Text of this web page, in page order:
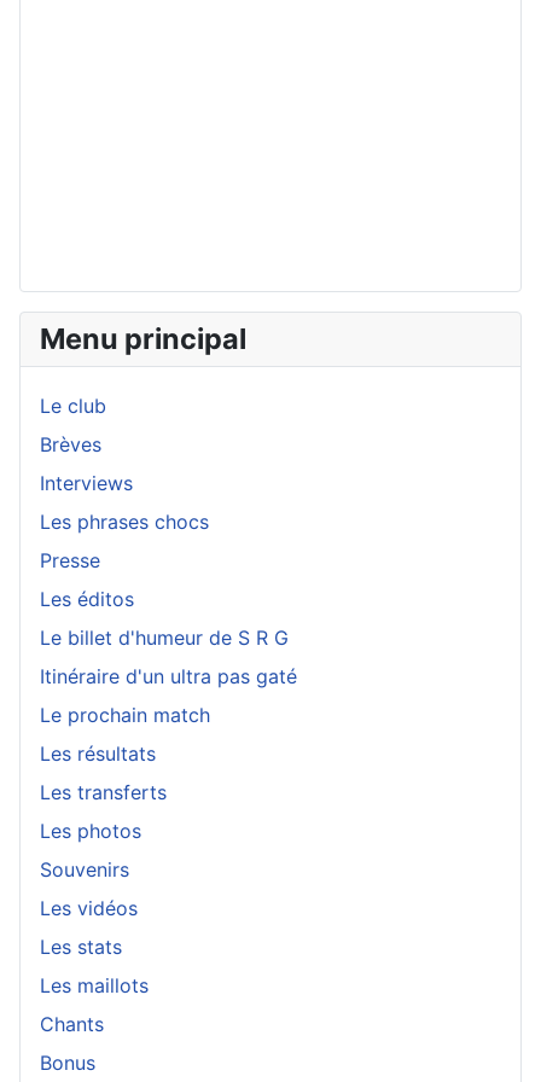
Menu principal
Le club
Brèves
Interviews
Les phrases chocs
Presse
Les éditos
Le billet d'humeur de S R G
Itinéraire d'un ultra pas gaté
Le prochain match
Les résultats
Les transferts
Les photos
Souvenirs
Les vidéos
Les stats
Les maillots
Chants
Bonus